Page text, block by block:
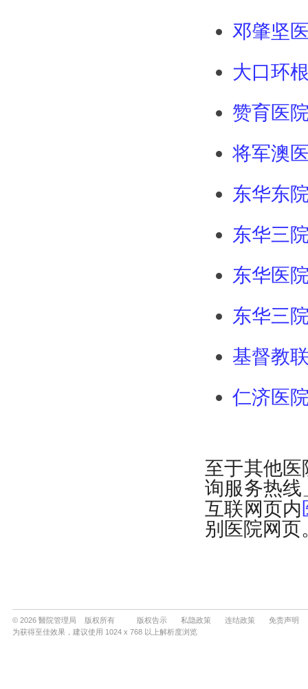
© 2026 醫院管理局 版权所有 版权告示 私隐政策 连结政策
免责声明
为获得至佳效果，建议使用 1024 x 768 以上解析度浏览